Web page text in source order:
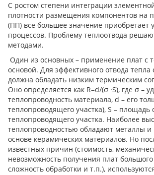
С ростом степени интеграции
плотности размещения компонентов на
(ПП) все большее значение приобретает
процессов. Проблему теплоотвода
методами.
Один из основных – применение плат с
основой. Для эффективного отвода тепла
должна обладать низким термическим
Оно определяется как R=d/(σ ·S), где σ –
теплопроводность материала, d – его
теплопроводящего участка), S – площадь
теплопроводящего участка. Наиболее
теплопроводностью обладают металлы и
основе керамических материалов. Но
известных причин (стоимость,
невозможность получения плат
сложность обработки и т.п.),